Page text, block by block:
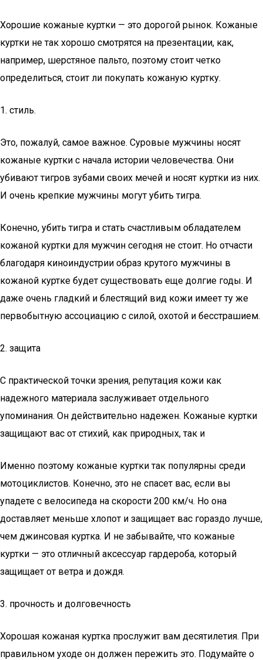
Хорошие кожаные куртки — это дорогой рынок. Кожаные
куртки не так хорошо смотрятся на презентации, как,
например, шерстяное пальто, поэтому стоит четко
определиться, стоит ли покупать кожаную куртку.
1. стиль.
Это, пожалуй, самое важное. Суровые мужчины носят
кожаные куртки с начала истории человечества. Они
убивают тигров зубами своих мечей и носят куртки из них.
И очень крепкие мужчины могут убить тигра.
Конечно, убить тигра и стать счастливым обладателем
кожаной куртки для мужчин сегодня не стоит. Но отчасти
благодаря киноиндустрии образ крутого мужчины в
кожаной куртке будет существовать еще долгие годы. И
даже очень гладкий и блестящий вид кожи имеет ту же
первобытную ассоциацию с силой, охотой и бесстрашием.
2. защита
С практической точки зрения, репутация кожи как
надежного материала заслуживает отдельного
упоминания. Он действительно надежен. Кожаные куртки
защищают вас от стихий, как природных, так и
Именно поэтому кожаные куртки так популярны среди
мотоциклистов. Конечно, это не спасет вас, если вы
упадете с велосипеда на скорости 200 км/ч. Но она
доставляет меньше хлопот и защищает вас гораздо лучше,
чем джинсовая куртка. И не забывайте, что кожаные
куртки — это отличный аксессуар гардероба, который
защищает от ветра и дождя.
3. прочность и долговечность
Хорошая кожаная куртка прослужит вам десятилетия. При
правильном уходе он должен пережить это. Подумайте о